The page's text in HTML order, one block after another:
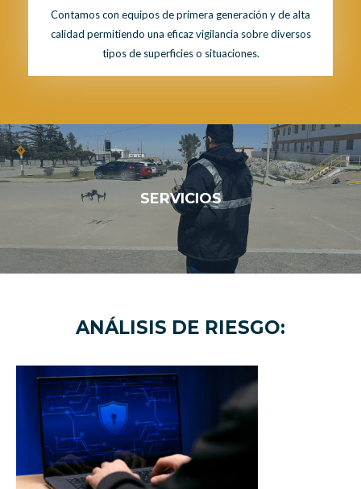
Contamos con equipos de primera generación y de alta
calidad permitiendo una eficaz vigilancia sobre diversos
tipos de superficies o situaciones.
SERVICIOS
ANÁLISIS DE RIESGO: